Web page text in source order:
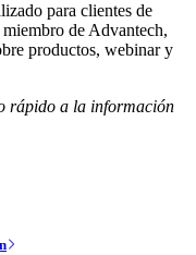
para clientes de
de Advantech,
productos, webinar y
rápido a la información